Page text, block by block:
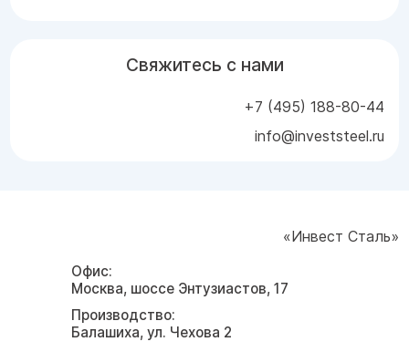
Свяжитесь с нами
+7 (495) 188-80-44
info@investsteel.ru
«Инвест Сталь»
Офис:
Москва, шоссе Энтузиастов, 17
Производство:
Балашиха, ул. Чехова 2